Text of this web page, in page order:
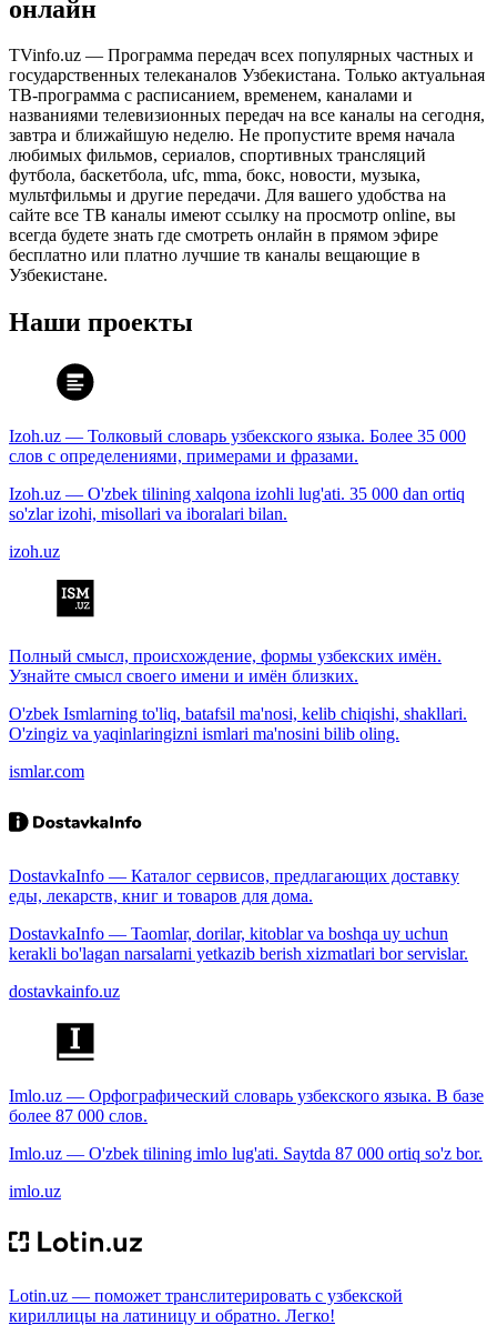
онлайн
TVinfo.uz — Программа передач всех популярных частных и
государственных телеканалов Узбекистана. Только актуальная
ТВ-программа с расписанием, временем, каналами и
названиями телевизионных передач на все каналы на сегодня,
завтра и ближайшую неделю. Не пропустите время начала
любимых фильмов, сериалов, спортивных трансляций
футбола, баскетбола, ufc, mma, бокс, новости, музыка,
мультфильмы и другие передачи. Для вашего удобства на
сайте все ТВ каналы имеют ссылку на просмотр online, вы
всегда будете знать где смотреть онлайн в прямом эфире
бесплатно или платно лучшие тв каналы вещающие в
Узбекистане.
Наши проекты
Izoh.uz — Толковый словарь узбекского языка. Более 35 000
слов с определениями, примерами и фразами.
Izoh.uz — O'zbek tilining xalqona izohli lug'ati. 35 000 dan ortiq
so'zlar izohi, misollari va iboralari bilan.
izoh.uz
Полный смысл, происхождение, формы узбекских имён.
Узнайте смысл своего имени и имён близких.
O'zbek Ismlarning to'liq, batafsil ma'nosi, kelib chiqishi, shakllari.
O'zingiz va yaqinlaringizni ismlari ma'nosini bilib oling.
ismlar.com
DostavkaInfo — Каталог сервисов, предлагающих доставку
еды, лекарств, книг и товаров для дома.
DostavkaInfo — Taomlar, dorilar, kitoblar va boshqa uy uchun
kerakli bo'lagan narsalarni yetkazib berish xizmatlari bor servislar.
dostavkainfo.uz
Imlo.uz — Орфографический словарь узбекского языка. В базе
более 87 000 слов.
Imlo.uz — O'zbek tilining imlo lug'ati. Saytda 87 000 ortiq so'z bor.
imlo.uz
Lotin.uz — поможет транслитерировать с узбекской
кириллицы на латиницу и обратно. Легко!